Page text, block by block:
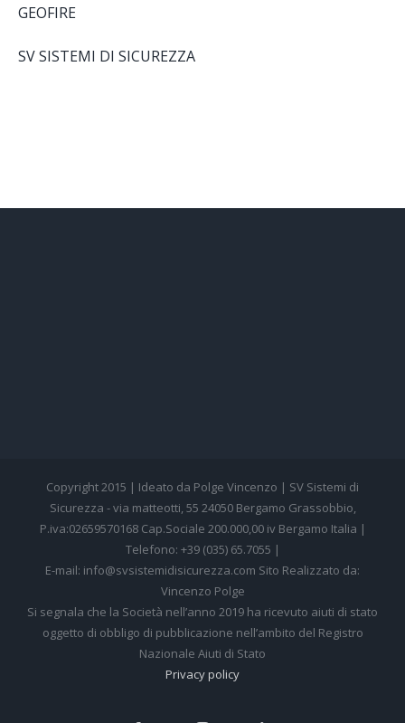
GEOFIRE
SV SISTEMI DI SICUREZZA
Copyright 2015 | Ideato da Polge Vincenzo | SV Sistemi di
Sicurezza - via matteotti, 55 24050 Bergamo Grassobbio,
P.iva:02659570168 Cap.Sociale 200.000,00 iv Bergamo Italia |
Telefono: +39 (035) 65.7055 |
E-mail: info@svsistemidisicurezza.com Sito Realizzato da:
Vincenzo Polge
Si segnala che la Società nell’anno 2019 ha ricevuto aiuti di stato
oggetto di obbligo di pubblicazione nell’ambito del Registro
Nazionale Aiuti di Stato
Privacy policy